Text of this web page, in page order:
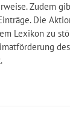
Zudem
Die
Lexikon zu
des